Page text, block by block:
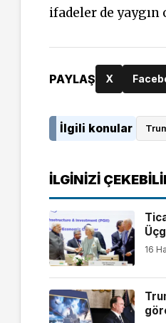
ifadeler de yaygın
PAYLAŞ X
İlgili konular
İLGINIZI
16